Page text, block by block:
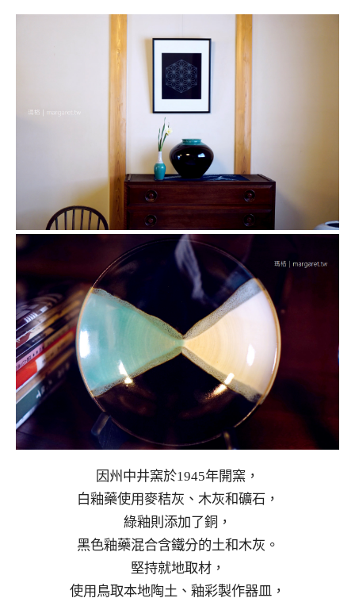
因州中井窯於1945年開窯，
白釉藥使用麥秸灰、木灰和礦石，
綠釉則添加了銅，
黑色釉藥混合含鐵分的土和木灰。
堅持就地取材，
使用鳥取本地陶土、釉彩製作器皿，